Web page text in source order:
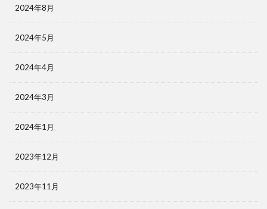
2024年8月
2024年5月
2024年4月
2024年3月
2024年1月
2023年12月
2023年11月